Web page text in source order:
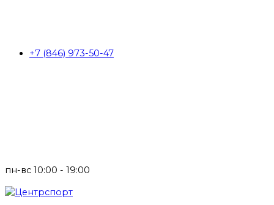
+7 (846) 973-50-47
пн-вс 10:00 - 19:00